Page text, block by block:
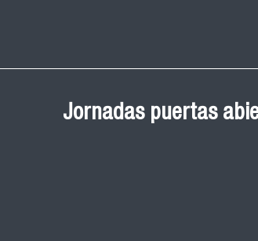
Jornadas puertas
Ceremonia de Graduación